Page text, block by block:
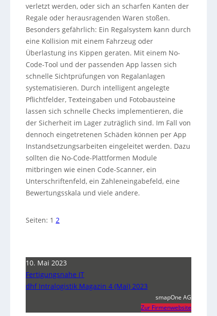
verletzt werden, oder sich an scharfen Kanten der
Regale oder herausragenden Waren stoßen.
Besonders gefährlich: Ein Regalsystem kann durch
eine Kollision mit einem Fahrzeug oder
Überlastung ins Kippen geraten. Mit einem No-
Code-Tool und der passenden App lassen sich
schnelle Sichtprüfungen von Regalanlagen
systematisieren. Durch intelligent angelegte
Pflichtfelder, Texteingaben und Fotobausteine
lassen sich schnelle Checks implementieren, die
der Sicherheit im Lager zuträglich sind. Im Fall von
dennoch eingetretenen Schäden können per App
Instandsetzungsarbeiten eingeleitet werden. Dazu
sollten die No-Code-Plattformen Module
mitbringen wie einen Code-Scanner, ein
Unterschriftenfeld, ein Zahleneingabefeld, eine
Bewertungsskala und viele andere.
Seiten: 1 2
10. Mai 2023
Fertigungsnahe IT
dhf Intralogistik Magazin 4 (Mai) 2023
smapOne AG
Zur Firmenwebsite